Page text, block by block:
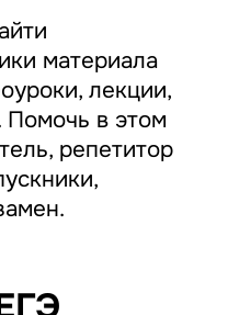
материала
лекции,
Помочь в этом
репетитор